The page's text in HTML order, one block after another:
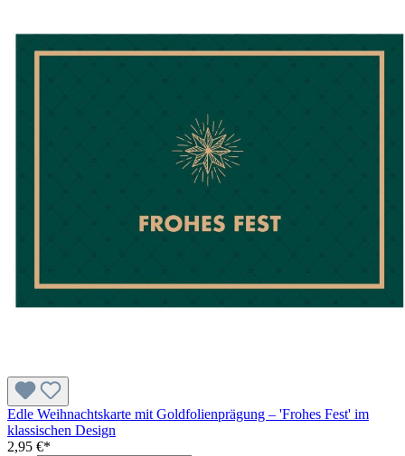
Edle Weihnachtskarte mit Goldfolienprägung – 'Frohes Fest' im
klassischen Design
2,95 €*